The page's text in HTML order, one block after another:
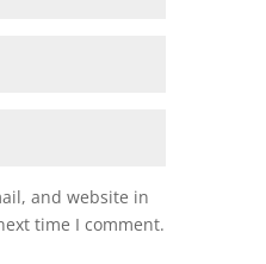
and website in
time I comment.